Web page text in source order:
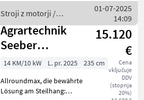
zgrabljalnik
Stroji z motorji /
Reform
01-07-2025
14:09
Agrartechnik
Seeber
Allroundmax 235
15.120
€
Cena
vključuje
DDV
(stopnja
20%)
14 KM/10 kW L. pr. 2025
235 cm
Allroundmax, die bewährte
Lösung am Steilhang: